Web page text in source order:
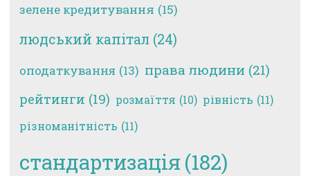
зелене кредитування (15)
людський капітал (24)
оподаткування (13) права людини (21)
рейтинги (19) розмаїття (10) рівність (11)
різноманітність (11)
стандартизація (182)